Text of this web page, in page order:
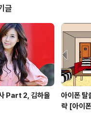
다른 매력이 될 것 같네요. 그래서 소
냉, 개봉을 앞두고 있는 공포영화 세
봉 - 2010.01.07) 사실 '더 로드'의
다. 그러나 시놉시스와 스틸샷, 트레
화가 가진 공포를 어느정도 느낄 수 있
글
Part 2, 김하율
아이폰 탈
략 [아이